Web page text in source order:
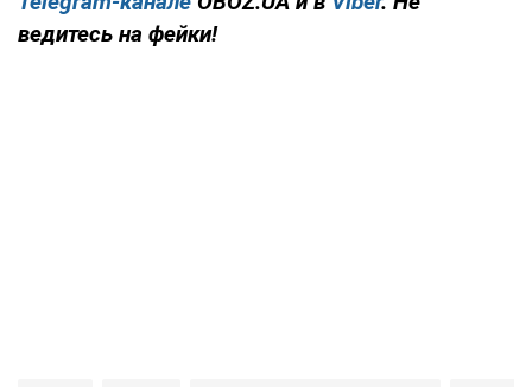
ведитесь на фейки!